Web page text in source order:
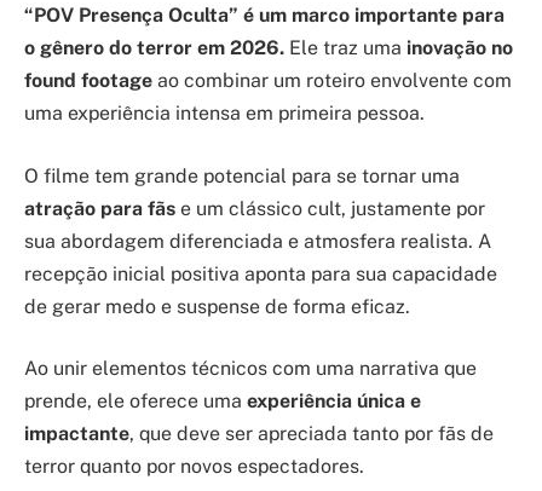
“POV Presença Oculta” é um marco importante para
o gênero do terror em 2026. Ele traz uma inovação no
found footage ao combinar um roteiro envolvente com
uma experiência intensa em primeira pessoa.
O filme tem grande potencial para se tornar uma
atração para fãs e um clássico cult, justamente por
sua abordagem diferenciada e atmosfera realista. A
recepção inicial positiva aponta para sua capacidade
de gerar medo e suspense de forma eficaz.
Ao unir elementos técnicos com uma narrativa que
prende, ele oferece uma experiência única e
impactante, que deve ser apreciada tanto por fãs de
terror quanto por novos espectadores.